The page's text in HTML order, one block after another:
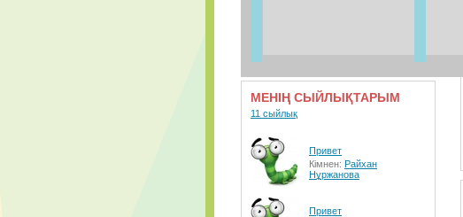
МЕНІҢ СЫЙЛЫҚТАРЫМ
11 сыйлық
Привет
Кімнен: Райхан
Нұржанова
Привет